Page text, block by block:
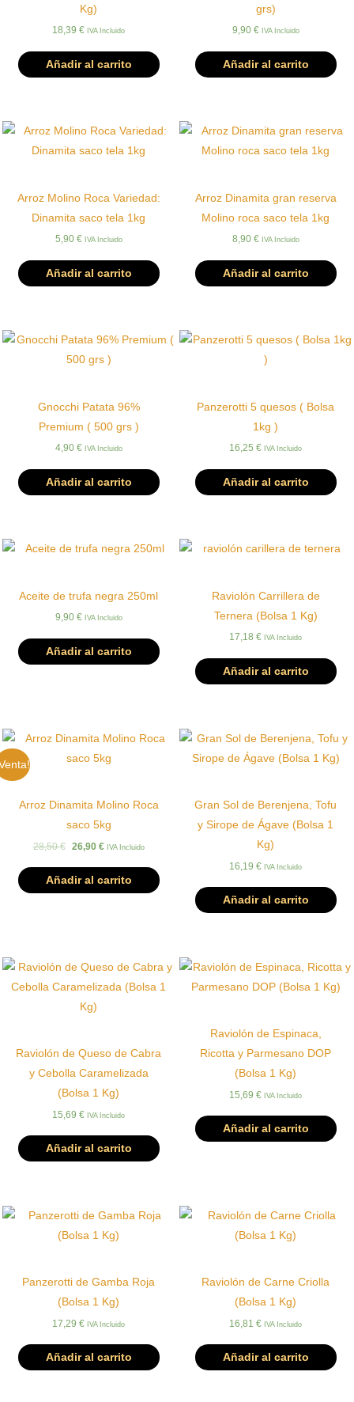
Kg)
18,39 € IVA Incluido
Añadir al carrito
grs)
9,90 € IVA Incluido
Añadir al carrito
Arroz Molino Roca Variedad:
Dinamita saco tela 1kg
5,90 € IVA Incluido
Añadir al carrito
Arroz Dinamita gran reserva
Molino roca saco tela 1kg
8,90 € IVA Incluido
Añadir al carrito
Gnocchi Patata 96%
Premium ( 500 grs )
4,90 € IVA Incluido
Añadir al carrito
Panzerotti 5 quesos ( Bolsa
1kg )
16,25 € IVA Incluido
Añadir al carrito
Aceite de trufa negra 250ml
9,90 € IVA Incluido
Añadir al carrito
Raviolón Carrillera de
Ternera (Bolsa 1 Kg)
17,18 € IVA Incluido
Añadir al carrito
Arroz Dinamita Molino Roca
saco 5kg
28,50€
El
original
era:
28,50 €.
26,90 €El
actual
es:
26,90 €.
IVA Incluido
Añadir al carrito
Gran Sol de Berenjena, Tofu
y Sirope de Ágave (Bolsa 1
Kg)
16,19 € IVA Incluido
Añadir al carrito
Raviolón de Queso de Cabra
y Cebolla Caramelizada
(Bolsa 1 Kg)
15,69 € IVA Incluido
Añadir al carrito
Raviolón de Espinaca,
Ricotta y Parmesano DOP
(Bolsa 1 Kg)
15,69 € IVA Incluido
Añadir al carrito
Panzerotti de Gamba Roja
(Bolsa 1 Kg)
17,29 € IVA Incluido
Añadir al carrito
Raviolón de Carne Criolla
(Bolsa 1 Kg)
16,81 € IVA Incluido
Añadir al carrito